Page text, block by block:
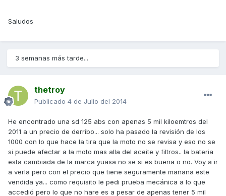
Saludos
3 semanas más tarde...
thetroy
Publicado 4 de Julio del 2014
He encontrado una sd 125 abs con apenas 5 mil kiloemtros del
2011 a un precio de derribo... solo ha pasado la revisión de los
1000 con lo que hace la tira que la moto no se revisa y eso no se
si puede afectar a la moto mas alla del aceite y filtros.. la bateria
esta cambiada de la marca yuasa no se si es buena o no. Voy a ir
a verla pero con el precio que tiene seguramente mañana este
vendida ya... como requisito le pedi prueba mecánica a lo que
accedió pero lo que no hare es a pesar de apenas tener 5 mil